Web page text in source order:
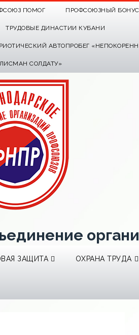
ПОМОГ ПРОФСОЮЗНЫЙ БОНУС
ТРУДОВЫЕ ДИНАСТИИ КУБАНИ
АВТОПРОБЕГ
СОЛДАТУ»
ЗАЩИТА ОХРАНА ТРУДА